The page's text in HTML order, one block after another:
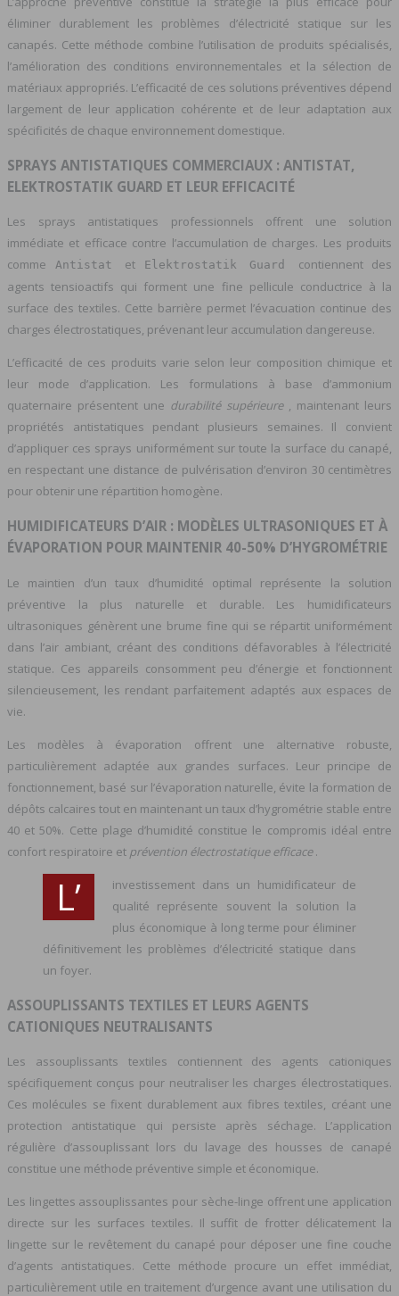
éliminer durablement les problèmes d’électricité statique sur les
canapés. Cette méthode combine l’utilisation de produits spécialisés,
l’amélioration des conditions environnementales et la sélection de
matériaux appropriés. L’efficacité de ces solutions préventives dépend
largement de leur application cohérente et de leur adaptation aux
spécificités de chaque environnement domestique.
SPRAYS ANTISTATIQUES COMMERCIAUX : ANTISTAT,
ELEKTROSTATIK GUARD ET LEUR EFFICACITÉ
Les sprays antistatiques professionnels offrent une solution
immédiate et efficace contre l’accumulation de charges. Les produits
comme
Antistat et Elektrostatik Guard contiennent des
agents tensioactifs qui forment une fine pellicule conductrice à la
surface des textiles. Cette barrière permet l’évacuation continue des
charges électrostatiques, prévenant leur accumulation dangereuse.
L’efficacité de ces produits varie selon leur composition chimique et
leur mode d’application. Les formulations à base d’ammonium
quaternaire présentent une durabilité supérieure , maintenant leurs
propriétés antistatiques pendant plusieurs semaines. Il convient
d’appliquer ces sprays uniformément sur toute la surface du canapé,
en respectant une distance de pulvérisation d’environ 30 centimètres
pour obtenir une répartition homogène.
HUMIDIFICATEURS D’AIR : MODÈLES ULTRASONIQUES ET À
ÉVAPORATION POUR MAINTENIR 40-50% D’HYGROMÉTRIE
Le maintien d’un taux d’humidité optimal représente la solution
préventive la plus naturelle et durable. Les humidificateurs
ultrasoniques génèrent une brume fine qui se répartit uniformément
dans l’air ambiant, créant des conditions défavorables à l’électricité
statique. Ces appareils consomment peu d’énergie et fonctionnent
silencieusement, les rendant parfaitement adaptés aux espaces de
vie.
Les modèles à évaporation offrent une alternative robuste,
particulièrement adaptée aux grandes surfaces. Leur principe de
fonctionnement, basé sur l’évaporation naturelle, évite la formation de
dépôts calcaires tout en maintenant un taux d’hygrométrie stable entre
40 et 50%. Cette plage d’humidité constitue le compromis idéal entre
confort respiratoire et prévention électrostatique efficace.
L’
investissement dans un humidificateur de
qualité représente souvent la solution la
plus économique à long terme pour éliminer
définitivement les problèmes d’électricité statique dans
un foyer.
ASSOUPLISSANTS TEXTILES ET LEURS AGENTS
CATIONIQUES NEUTRALISANTS
Les assouplissants textiles contiennent des agents cationiques
spécifiquement conçus pour neutraliser les charges électrostatiques.
Ces molécules se fixent durablement aux fibres textiles, créant une
protection antistatique qui persiste après séchage. L’application
régulière d’assouplissant lors du lavage des housses de canapé
constitue une méthode préventive simple et économique.
Les lingettes assouplissantes pour sèche-linge offrent une application
directe sur les surfaces textiles. Il suffit de frotter délicatement la
lingette sur le revêtement du canapé pour déposer une fine couche
d’agents antistatiques. Cette méthode procure un effet immédiat,
particulièrement utile en traitement d’urgence avant une utilisation du